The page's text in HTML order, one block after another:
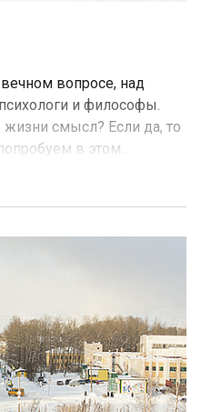
вечном вопросе, над
и философы.
жизни смысл? Если да, то
в этом...